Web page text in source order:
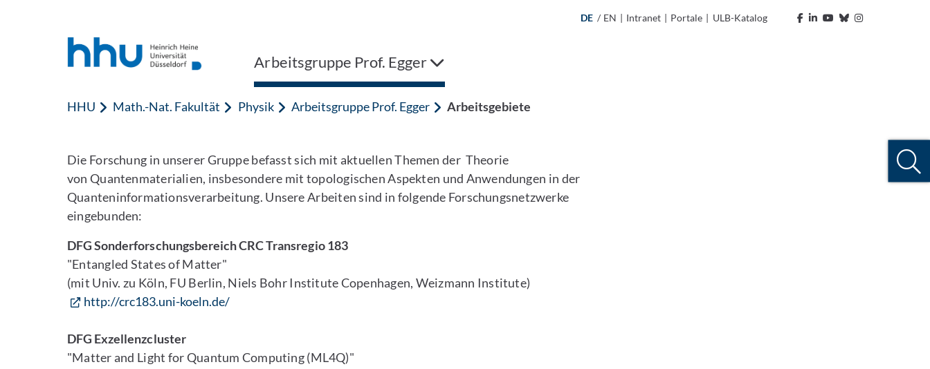
DE / EN | Intranet | Portale | ULB-Katalog
Arbeitsgruppe Prof. Egger
HHU Math.-Nat. Fakultät Physik Arbeitsgruppe Prof. Egger Arbeitsgebiete
Die Forschung in unserer Gruppe befasst sich mit aktuellen Themen der Theorie
von Quantenmaterialien, insbesondere mit topologischen Aspekten und Anwendungen in der
Quanteninformationsverarbeitung. Unsere Arbeiten sind in folgende Forschungsnetzwerke
eingebunden:
DFG Sonderforschungsbereich CRC Transregio 183
"Entangled States of Matter"
(mit Univ. zu Köln, FU Berlin, Niels Bohr Institute Copenhagen, Weizmann Institute)
http://crc183.uni-koeln.de/
DFG Exzellenzcluster
"Matter and Light for Quantum Computing (ML4Q)"